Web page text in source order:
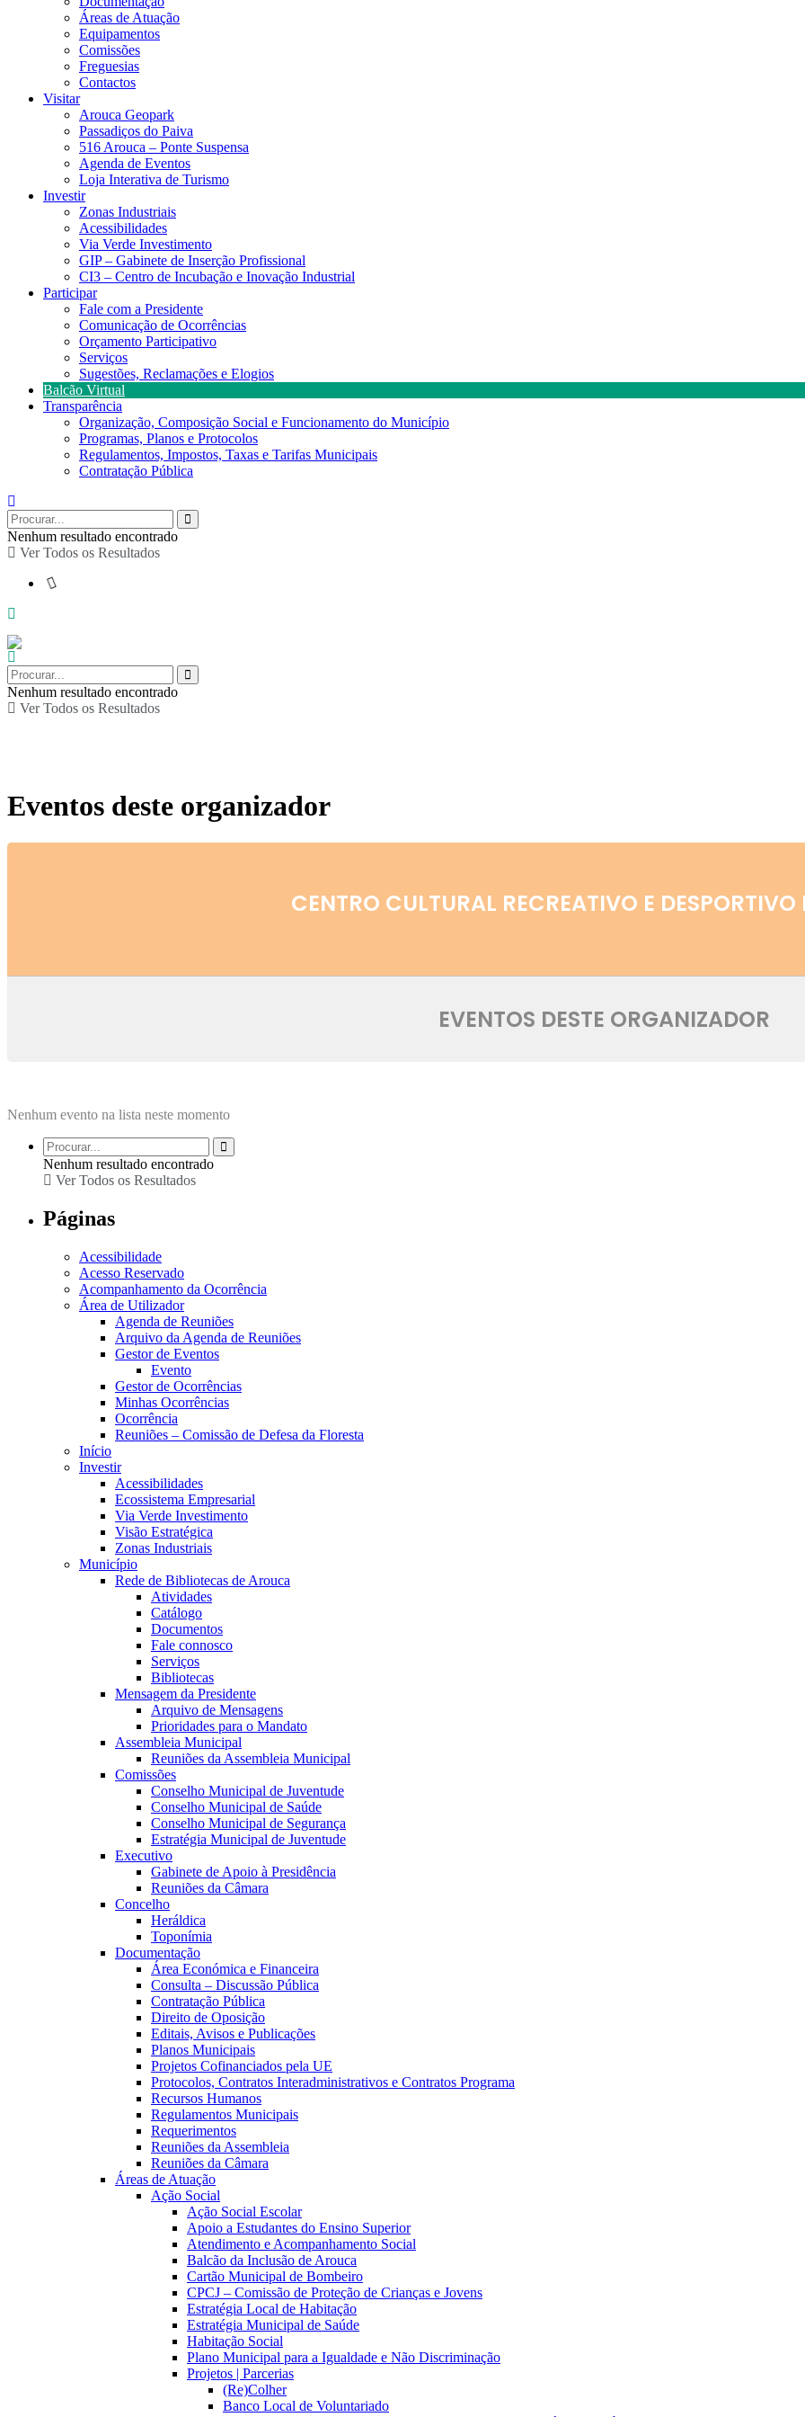
Áreas de Atuação
Equipamentos
Comissões
Freguesias
Contactos
Visitar
Arouca Geopark
Passadiços do Paiva
516 Arouca – Ponte Suspensa
Agenda de Eventos
Loja Interativa de Turismo
Investir
Zonas Industriais
Acessibilidades
Via Verde Investimento
GIP – Gabinete de Inserção Profissional
CI3 – Centro de Incubação e Inovação Industrial
Participar
Fale com a Presidente
Comunicação de Ocorrências
Orçamento Participativo
Serviços
Sugestões, Reclamações e Elogios
Balcão Virtual
Transparência
Organização, Composição Social e Funcionamento do Município
Programas, Planos e Protocolos
Regulamentos, Impostos, Taxas e Tarifas Municipais
Contratação Pública
Nenhum resultado encontrado
Ver Todos os Resultados
Nenhum resultado encontrado
Ver Todos os Resultados
Eventos deste organizador
CENTRO CULTURAL RECREATIVO E
EVENTOS DESTE ORGANIZADOR
Nenhum evento na lista neste momento
Nenhum resultado encontrado
Ver Todos os Resultados
Páginas
Acessibilidade
Acesso Reservado
Acompanhamento da Ocorrência
Área de Utilizador
Agenda de Reuniões
Arquivo da Agenda de Reuniões
Gestor de Eventos
Evento
Gestor de Ocorrências
Minhas Ocorrências
Ocorrência
Reuniões – Comissão de Defesa da Floresta
Início
Investir
Acessibilidades
Ecossistema Empresarial
Via Verde Investimento
Visão Estratégica
Zonas Industriais
Município
Rede de Bibliotecas de Arouca
Atividades
Catálogo
Documentos
Fale connosco
Serviços
Bibliotecas
Mensagem da Presidente
Arquivo de Mensagens
Prioridades para o Mandato
Assembleia Municipal
Reuniões da Assembleia Municipal
Comissões
Conselho Municipal de Juventude
Conselho Municipal de Saúde
Conselho Municipal de Segurança
Estratégia Municipal de Juventude
Executivo
Gabinete de Apoio à Presidência
Reuniões da Câmara
Concelho
Heráldica
Toponímia
Documentação
Área Económica e Financeira
Consulta – Discussão Pública
Contratação Pública
Direito de Oposição
Editais, Avisos e Publicações
Planos Municipais
Projetos Cofinanciados pela UE
Protocolos, Contratos Interadministrativos e Contratos Programa
Recursos Humanos
Regulamentos Municipais
Requerimentos
Reuniões da Assembleia
Reuniões da Câmara
Áreas de Atuação
Ação Social
Ação Social Escolar
Apoio a Estudantes do Ensino Superior
Atendimento e Acompanhamento Social
Balcão da Inclusão de Arouca
Cartão Municipal de Bombeiro
CPCJ – Comissão de Proteção de Crianças e Jovens
Estratégia Local de Habitação
Estratégia Municipal de Saúde
Habitação Social
Plano Municipal para a Igualdade e Não Discriminação
Projetos | Parcerias
(Re)Colher
Banco Local de Voluntariado